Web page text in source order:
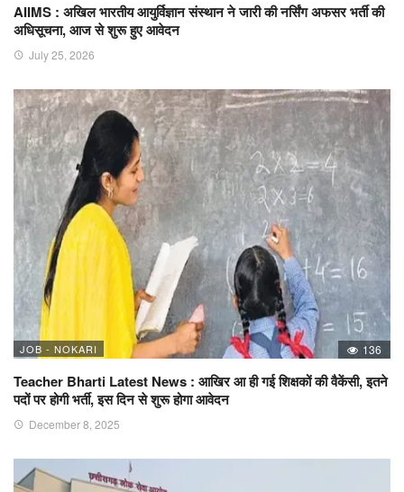
AIIMS : अखिल भारतीय आयुर्विज्ञान संस्थान ने जारी की नर्सिंग अफसर भर्ती की
अधिसूचना, आज से शुरू हुए आवेदन
July 25, 2026
JOB - NOKARI 136
Teacher Bharti Latest News : आखिर आ ही गई शिक्षकों की वैकेंसी, इतने
पदों पर होगी भर्ती, इस दिन से शुरू होगा आवेदन
December 8, 2025